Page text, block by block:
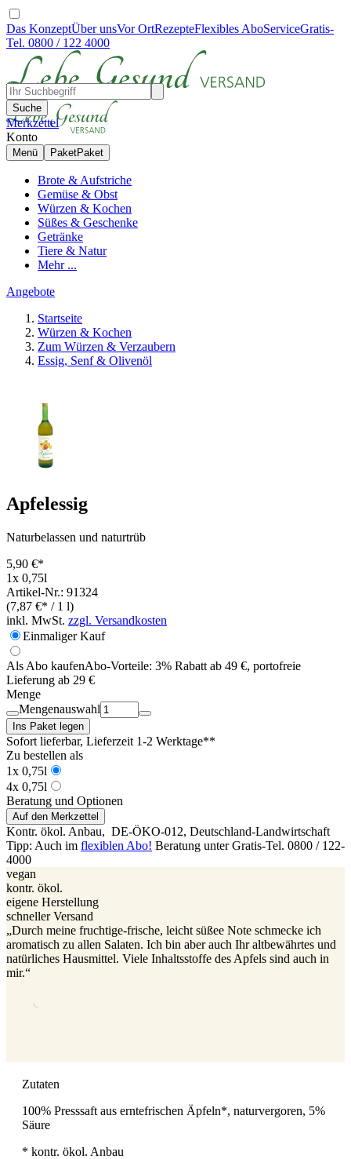
Das KonzeptÜber unsVor OrtRezepteFlexibles AboServiceGratis-
Tel. 0800 / 122 4000
Suche
Merkzettel
Konto
Menü PaketPaket
Brote & Aufstriche
Gemüse & Obst
Würzen & Kochen
Süßes & Geschenke
Getränke
Tiere & Natur
Mehr ...
Angebote
Startseite
Würzen & Kochen
Zum Würzen & Verzaubern
Essig, Senf & Olivenöl
Apfelessig
Naturbelassen und naturtrüb
5,90 €*
1x 0,75l
Artikel-Nr.: 91324
(7,87 €* / 1 l)
inkl. MwSt. zzgl. Versandkosten
Einmaliger Kauf
Als Abo kaufenAbo-Vorteile: 3% Rabatt ab 49 €, portofreie
Lieferung ab 29 €
Menge
Mengenauswahl
Ins Paket legen
Sofort lieferbar, Lieferzeit 1-2 Werktage**
Zu bestellen als
1x 0,75l
4x 0,75l
Beratung und Optionen
Auf den Merkzettel
Kontr. ökol. Anbau, DE-ÖKO-012, Deutschland-Landwirtschaft
Tipp: Auch im flexiblen Abo! Beratung unter Gratis-Tel. 0800 / 122-
4000
vegan
kontr. ökol.
eigene Herstellung
schneller Versand
„Durch meine fruchtige-frische, leicht süßee Note schmecke ich
aromatisch zu allen Salaten. Ich bin aber auch Ihr altbewährtes und
natürliches Hausmittel. Viele Inhaltsstoffe des Apfels sind auch in
mir.“
Zutaten
100% Presssaft aus erntefrischen Äpfeln*, naturvergoren, 5%
Säure
* kontr. ökol. Anbau